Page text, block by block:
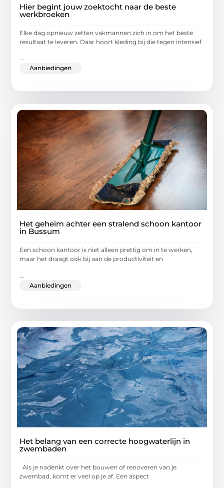
Hier begint jouw zoektocht naar de beste
werkbroeken
Elke dag opnieuw zetten vakmannen zich in om het beste
resultaat te leveren. Daar hoort kleding bij die tegen intensief
...
Aanbiedingen
Het geheim achter een stralend schoon kantoor
in Bussum
Een schoon kantoor is niet alleen prettig om in te werken,
maar het draagt ook bij aan de productiviteit en
Aanbiedingen
Het belang van een correcte hoogwaterlijn in
zwembaden
Als je nadenkt over het bouwen of renoveren van je
zwembad, komt er veel op je af. Een aspect